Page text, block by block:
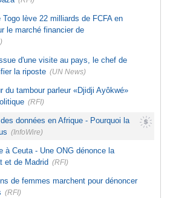
Togo lève 22 milliards de FCFA en
le marché financier de
d'une visite au pays, le chef de
la riposte (UN News)
du tambour parleur «Djidji Ayôkwé»
(RFI)
données en Afrique - Pourquoi la
(InfoWire)
à Ceuta - Une ONG dénonce la
et de Madrid (RFI)
de femmes marchent pour dénoncer
(RFI)